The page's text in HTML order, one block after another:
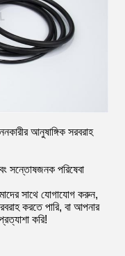
আনুষাঙ্গিক সরবরাহ
সন্তোষজনক পরিষেবা
সাথে যোগাযোগ করুন,
করতে পারি, বা আপনার
করি!